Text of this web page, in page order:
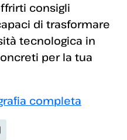
consigli
di trasformare
tecnologica in
per la tua
completa